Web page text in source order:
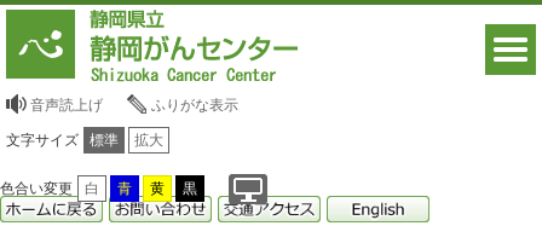
音声読上げ ふりがな表示
文字サイズ 標準 拡大
色合い変更 白 青 黄 黒